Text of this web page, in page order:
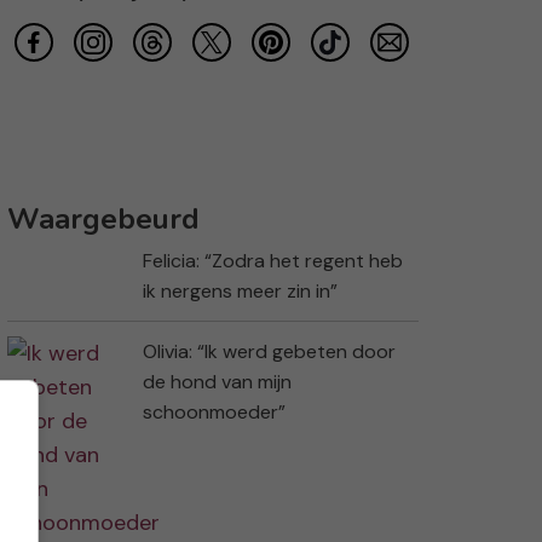
Waargebeurd
Felicia: “Zodra het regent heb
ik nergens meer zin in”
Olivia: “Ik werd gebeten door
de hond van mijn
schoonmoeder”